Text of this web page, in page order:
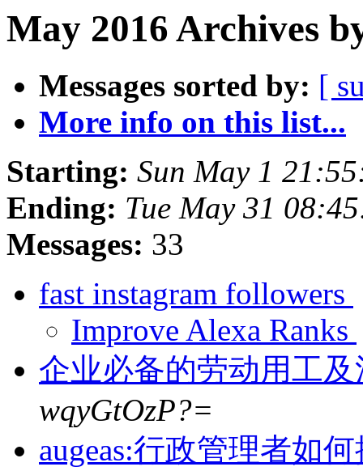
May 2016 Archives
Messages sorted by: [
More info on this list...
Starting: Sun May 1
Ending: Tue May 31
Messages: 33
fast instagram followers
Improve Alexa Ranks
企业必备的劳动用工
wqyGtOzP?=
augeas:行政管理者如